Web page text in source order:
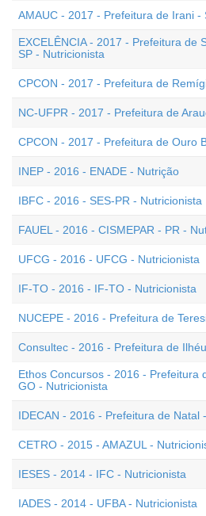
AMAUC - 2017 - Prefeitura de Irani -
EXCELÊNCIA - 2017 - Prefeitura de
SP - Nutricionista
CPCON - 2017 - Prefeitura de
NC-UFPR - 2017 - Prefeitura de
CPCON - 2017 - Prefeitura de Ouro
INEP - 2016 - ENADE - Nutrição
IBFC - 2016 - SES-PR - Nutricionista
FAUEL - 2016 - CISMEPAR - PR -
UFCG - 2016 - UFCG - Nutricionista
IF-TO - 2016 - IF-TO - Nutricionista
NUCEPE - 2016 - Prefeitura de
Consultec - 2016 - Prefeitura de
Ethos Concursos - 2016 - Prefeitura
GO - Nutricionista
IDECAN - 2016 - Prefeitura de Natal
CETRO - 2015 - AMAZUL -
IESES - 2014 - IFC - Nutricionista
IADES - 2014 - UFBA - Nutricionista